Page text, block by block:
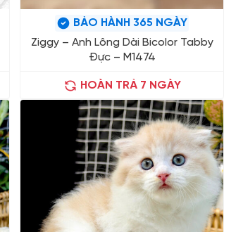
BẢO HÀNH 365 NGÀY
Ziggy – Anh Lông Dài Bicolor Tabby
Đực – M1474
HOÀN TRẢ 7 NGÀY